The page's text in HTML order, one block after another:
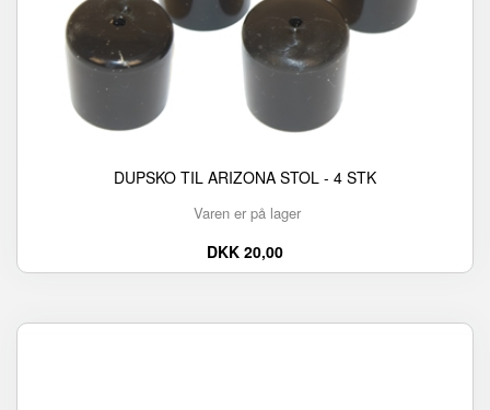
DUPSKO TIL ARIZONA STOL - 4 STK
Varen er på lager
DKK 20,00